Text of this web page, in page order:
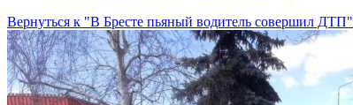
Вернуться к "В Бресте пьяный водитель совершил ДТП"